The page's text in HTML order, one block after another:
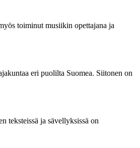
toiminut musiikin opettajana ja
eri puolilta Suomea. Siitonen on
teksteissä ja sävellyksissä on